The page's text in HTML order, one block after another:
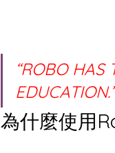
“ROBO HAS
為什麼使用